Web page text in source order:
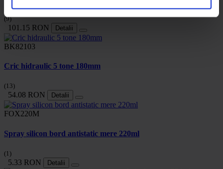
(9)
101.15 RON Detalii
BK82103
Cric hidraulic 5 tone 180mm
(13)
54.08 RON Detalii
FOX220M
Spray silicon bord antistatic mere 220ml
(1)
5.33 RON Detalii